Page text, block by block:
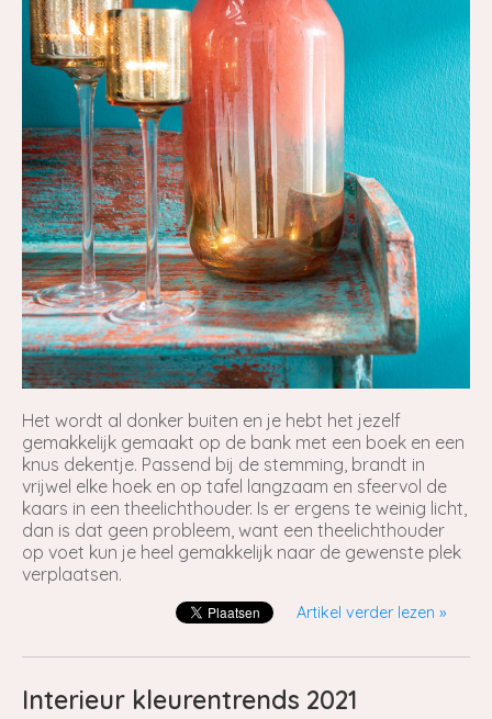
Het wordt al donker buiten en je hebt het jezelf
gemakkelijk gemaakt op de bank met een boek en een
knus dekentje. Passend bij de stemming, brandt in
vrijwel elke hoek en op tafel langzaam en sfeervol de
kaars in een theelichthouder. Is er ergens te weinig licht,
dan is dat geen probleem, want een theelichthouder
op voet kun je heel gemakkelijk naar de gewenste plek
verplaatsen.
Artikel verder lezen »
Interieur kleurentrends 2021